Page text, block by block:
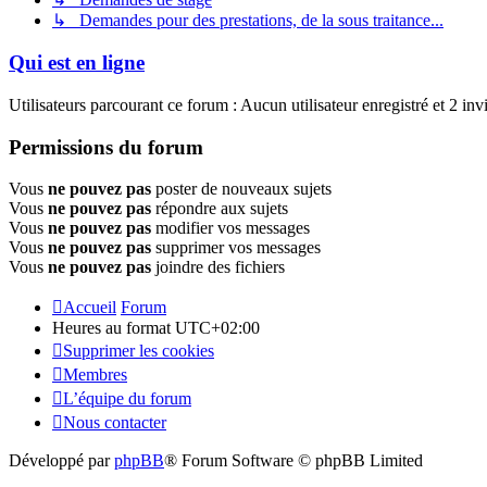
↳ Demandes pour des prestations, de la sous traitance...
Qui est en ligne
Utilisateurs parcourant ce forum : Aucun utilisateur enregistré et 2
Permissions du forum
Vous ne pouvez pas poster de nouveaux sujets
Vous ne pouvez pas répondre aux sujets
Vous ne pouvez pas modifier vos messages
Vous ne pouvez pas supprimer vos messages
Vous ne pouvez pas joindre des fichiers
Accueil Forum
Heures au format UTC+02:00
Supprimer les cookies
Membres
L’équipe du forum
Nous contacter
Développé parphpBB® Forum Software © phpBB Limited